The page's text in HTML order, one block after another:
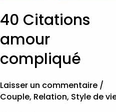
40 Citations
amour
compliqué
Laisser un commentaire /
Couple, Relation, Style de